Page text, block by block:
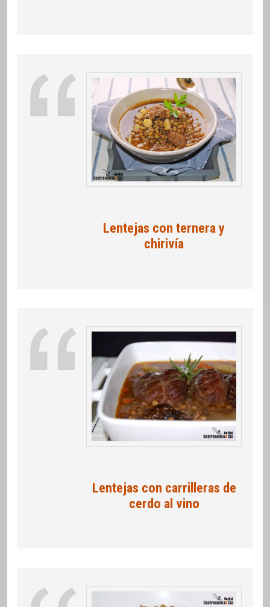
Lentejas con ternera y
chirivía
Lentejas con carrilleras de
cerdo al vino